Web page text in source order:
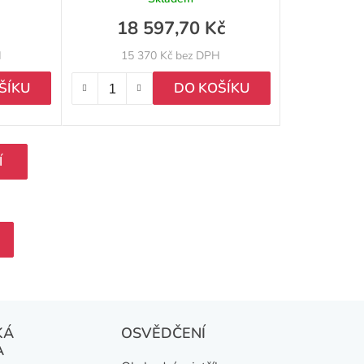
15 370 Kč bez DPH
18 597,70 Kč
DO KOŠÍKU
OSVĚDČENÍ